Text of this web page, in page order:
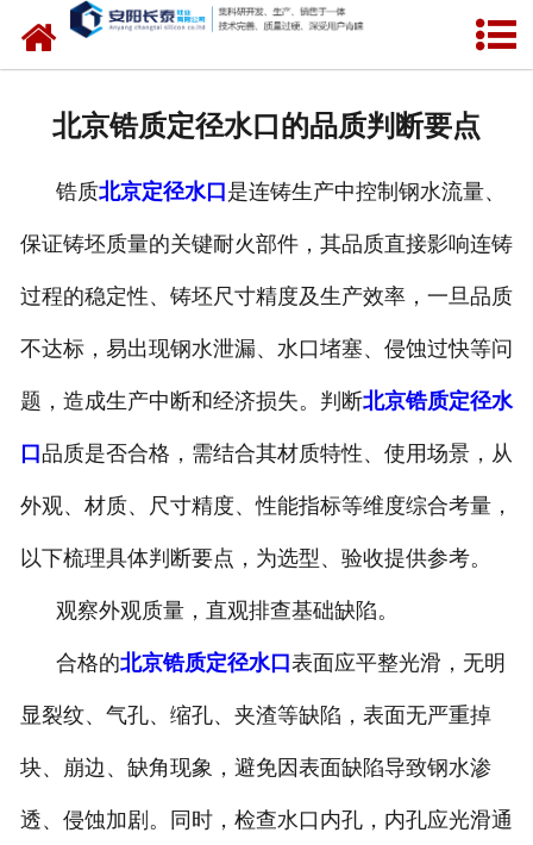
网站首页
产品中心
新闻中心
联系我们
北京锆质定径水口的品质判断要点
锆质北京定径水口 是连铸生产中控制钢水流量、
保证铸坯质量的关键耐火部件，其品质直接影响连铸
过程的稳定性、铸坯尺寸精度及生产效率，一旦品质
不达标，易出现钢水泄漏、水口堵塞、侵蚀过快等问
题，造成生产中断和经济损失。判断北京锆质定径水
口 品质是否合格，需结合其材质特性、使用场景，从
外观、材质、尺寸精度、性能指标等维度综合考量，
以下梳理具体判断要点，为选型、验收提供参考。
观察外观质量，直观排查基础缺陷。
合格的北京锆质定径水口 表面应平整光滑，无明
显裂纹、气孔、缩孔、夹渣等缺陷，表面无严重掉
块、崩边、缺角现象，避免因表面缺陷导致钢水渗
透、侵蚀加剧。同时，检查水口内孔，内孔应光滑通